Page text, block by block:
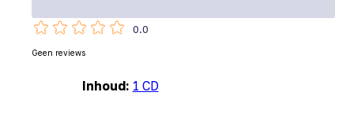
Inhoud: 1 CD
0.0
Geen reviews